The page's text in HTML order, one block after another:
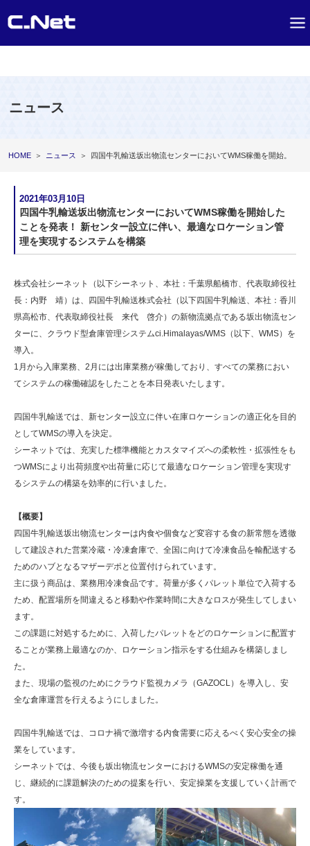
ニュース
HOME ＞ ニュース ＞ 四国牛乳輸送坂出物流センターにおいてWMS稼働を開始。
2021年03月10日
四国牛乳輸送坂出物流センターにおいてWMS稼働を開始した
ことを発表！ 新センター設立に伴い、最適なロケーション管
理を実現するシステムを構築
株式会社シーネット（以下シーネット、本社：千葉県船橋市、代表取締役社
長：内野 靖）は、四国牛乳輸送株式会社（以下四国牛乳輸送、本社：香川
県高松市、代表取締役社長 来代 啓介）の新物流拠点である坂出物流セン
ターに、クラウド型倉庫管理システムci.Himalayas/WMS（以下、WMS）を
導入。
1月から入庫業務、2月には出庫業務が稼働しており、すべての業務におい
てシステムの稼働確認をしたことを本日発表いたします。
四国牛乳輸送では、新センター設立に伴い在庫ロケーションの適正化を目的
としてWMSの導入を決定。
シーネットでは、充実した標準機能とカスタマイズへの柔軟性・拡張性をも
つWMSにより出荷頻度や出荷量に応じて最適なロケーション管理を実現す
るシステムの構築を効率的に行いました。
【概要】
四国牛乳輸送坂出物流センターは内食や個食など変容する食の新常態を透徹
して建設された営業冷蔵・冷凍倉庫で、全国に向けて冷凍食品を輸配送する
ためのハブとなるマザーデポと位置付けられています。
主に扱う商品は、業務用冷凍食品です。荷量が多くパレット単位で入荷する
ため、配置場所を間違えると移動や作業時間に大きなロスが発生してしまい
ます。
この課題に対処するために、入荷したパレットをどのロケーションに配置す
ることが業務上最適なのか、ロケーション指示をする仕組みを構築しまし
た。
また、現場の監視のためにクラウド監視カメラ（GAZOCL）を導入し、安
全な倉庫運営を行えるようにしました。
四国牛乳輸送では、コロナ禍で激増する内食需要に応えるべく安心安全の操
業をしています。
シーネットでは、今後も坂出物流センターにおけるWMSの安定稼働を通
じ、継続的に課題解決のための提案を行い、安定操業を支援していく計画で
す。